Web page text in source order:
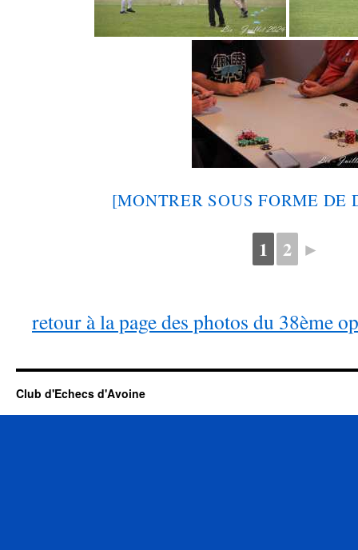
[MONTRER SOUS FORME
1 2 ►
retour à la page des photos du 38ème
Club d'Echecs d'Avoine